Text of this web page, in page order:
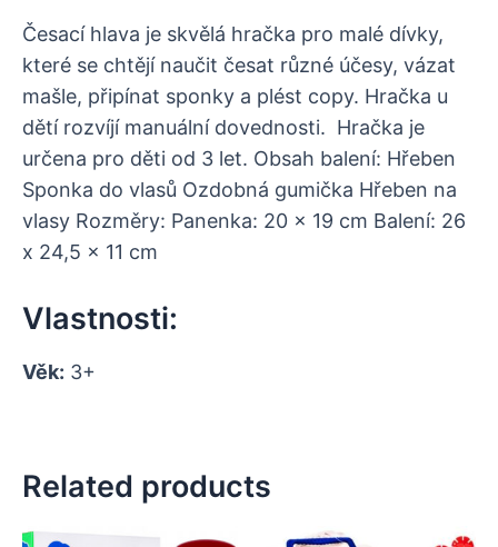
Česací hlava je skvělá hračka pro malé dívky,
které se chtějí naučit česat různé účesy, vázat
mašle, připínat sponky a plést copy. Hračka u
dětí rozvíjí manuální dovednosti. Hračka je
určena pro děti od 3 let. Obsah balení: Hřeben
Sponka do vlasů Ozdobná gumička Hřeben na
vlasy Rozměry: Panenka: 20 x 19 cm Balení: 26
x 24,5 x 11 cm
Vlastnosti:
Věk: 3+
Related products